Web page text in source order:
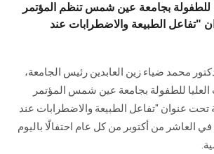
للطفولة بجامعة عين شمس تنظم المؤتمر
"تفاعل الطبيعة والاضطرابات عند
محمد ضياء زين العابدين رئيس الجامعة،
للطفولة بجامعة عين شمس المؤتمر
تحت عنوان "تفاعل الطبيعة والاضطرابات عند
العاشر من أكتوبر من كل عام احتفالًا باليوم